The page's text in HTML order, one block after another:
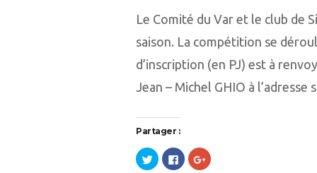
Le Comité du Var et le club de
saison. La compétition se
d’inscription (en PJ) est à
Jean – Michel GHIO à
Partager :
Cliquez
pour
Cliquez
pour
Cliquez
pour